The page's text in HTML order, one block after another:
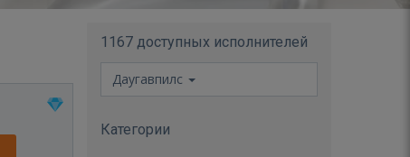
1167 доступных исполнителей
Даугавпилс
Категории